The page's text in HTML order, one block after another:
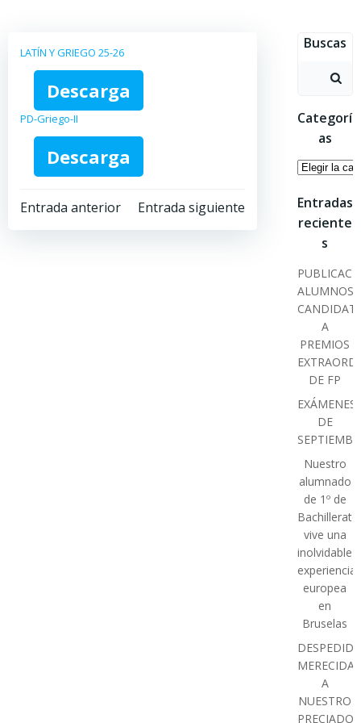
LATÍN Y GRIEGO 25-26
Descarga
PD-Griego-II
Descarga
Navegación
Entrada anterior
Navegación
Entrada siguiente
Buscas
Buscar:
Categorí
as
Entradas
reciente
s
ALUMNOS
A
PREMIOS
DE FP
EXÁMENES
DE
Nuestro
alumnado
de 1º de
Bachillerato
vive una
inolvidable
experiencia
europea
en
Bruselas
DESPEDIDA
MERECIDA
A
NUESTRO
PRECIADO